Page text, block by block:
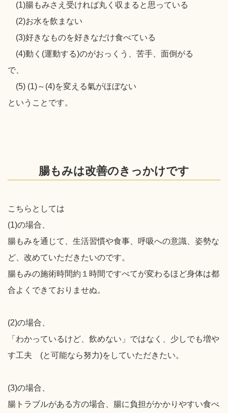
(1)腸もみさえ受ければ丸く収まると思っている
(2)お水を飲まない
(3)好きなものを好きなだけ食べている
(4)動く(運動する)のがおっくう、苦手、面倒がる
で、
(5) (1)～(4)を変える氣がほぼない
ということです。
腸もみは改善のきっかけです
こちらとしては
(1)の場合、
腸もみを通じて、生活習慣や食事、呼吸への意識、姿勢な
ど、改めていただきたいのです。
腸もみの施術時間約１時間ですべてが変わるほど身体は都
合よくできておりませぬ。
(2)の場合、
「わかっているけど、飲めない」ではなく、少しでも増や
す工夫 (と可能なら努力)をしていただきたい。
(3)の場合、
腸トラブルがある方の場合、腸に負担がかかりやすい食べ